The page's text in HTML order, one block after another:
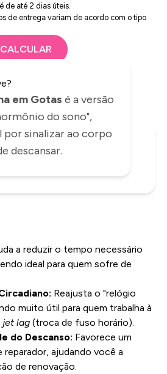
de até 2 dias úteis.
de entrega variam de acordo com o tipo
em Gotas é a versão
do sono",
por sinalizar ao corpo
descansar.
a reduzir o tempo necessário
ideal para quem sofre de
Reajusta o "relógio
muito útil para quem trabalha à
jet lag (troca de fuso horário).
do Descanso: Favorece um
ajudando você a
de renovação.